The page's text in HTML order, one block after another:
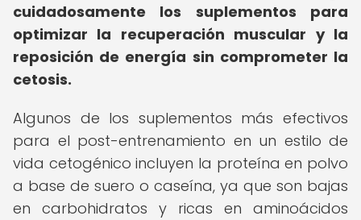
cuidadosamente los suplementos para
optimizar la recuperación muscular y la
reposición de energía sin comprometer la
cetosis.
Algunos de los suplementos más efectivos
para el post-entrenamiento en un estilo de
vida cetogénico incluyen la proteína en polvo
a base de suero o caseína, ya que son bajas
en carbohidratos y ricas en aminoácidos